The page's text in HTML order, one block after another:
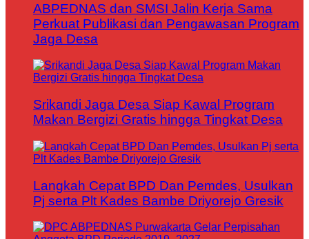
ABPEDNAS dan SMSI Jalin Kerja Sama
Perkuat Publikasi dan Pengawasan Program
Jaga Desa
Srikandi Jaga Desa Siap Kawal Program
Makan Bergizi Gratis hingga Tingkat Desa
Langkah Cepat BPD Dan Pemdes, Usulkan
Pj serta Plt Kades Bambe Driyorejo Gresik